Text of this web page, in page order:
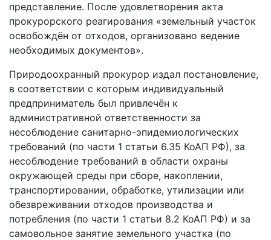
представление. После удовлетворения акта
прокурорского реагирования «земельный участок
освобождён от отходов, организовано ведение
необходимых документов».
Природоохранный прокурор издал постановление,
в соответствии с которым индивидуальный
предприниматель был привлечён к
административной ответственности за
несоблюдение санитарно-эпидемиологических
требований (по части 1 статьи 6.35 КоАП РФ), за
несоблюдение требований в области охраны
окружающей среды при сборе, накоплении,
транспортировании, обработке, утилизации или
обезвреживании отходов производства и
потребления (по части 1 статьи 8.2 КоАП РФ) и за
самовольное занятие земельного участка (по